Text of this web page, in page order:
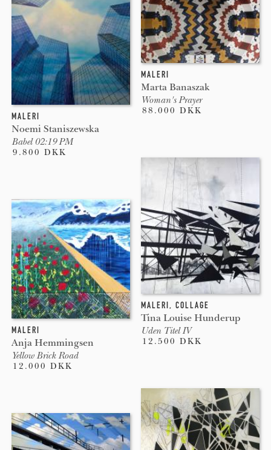
MALERI
Noemi Staniszewska
Babel 02:19 PM
9.800 DKK
MALERI
Anja Hemmingsen
Yellow Brick Road
12.000 DKK
MALERI
Marta Banaszak
Woman's Prayer
88.000 DKK
MALERI, COLLAGE
Tina Louise Hunderup
Uden Titel IV
12.500 DKK